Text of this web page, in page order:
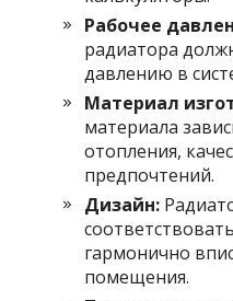
Рабочее
радиатора
давлению в
Материал
материала
отопления,
предпочтений.
Дизайн:
гармонично
помещения.